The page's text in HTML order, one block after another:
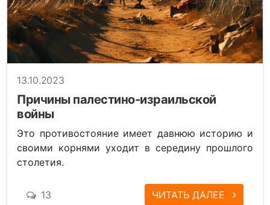
13.10.2023
Причины палестино-израильской
войны
Это противостояние имеет давнюю историю и
своими корнями уходит в середину прошлого
столетия.
13 ЧИТАТЬ ДАЛЕЕ